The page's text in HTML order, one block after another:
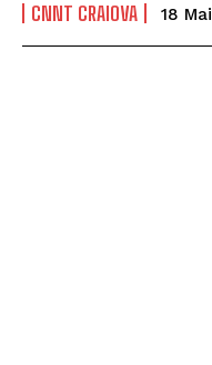
CNNT CRAIOVA 18